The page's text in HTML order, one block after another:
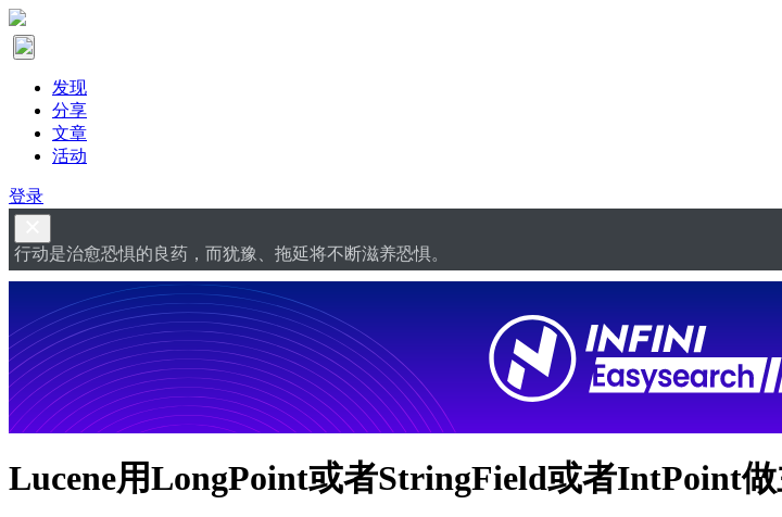
发现
分享
文章
活动
登录
行动是治愈恐惧的良药，而犹豫、拖延将不断滋养恐惧。
Lucene用LongPoint或者StringField或者IntPoint